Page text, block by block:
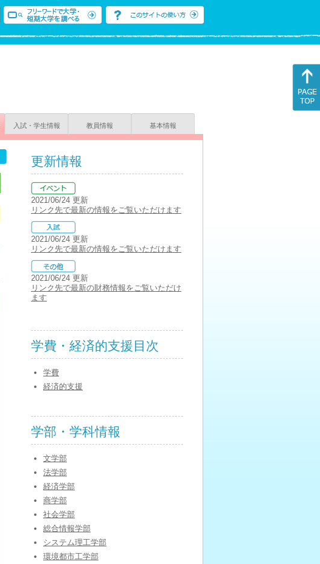
入試・学生情報 教員情報 基本情報
更新情報
2021/06/24 更新
リンク先で最新の情報をご覧いただけます
2021/06/24 更新
リンク先で最新の情報をご覧いただけます
2021/06/24 更新
リンク先で最新の財務情報をご覧いただけ
ます
学費・経済的支援目次
学費
経済的支援
学部・学科情報
文学部
法学部
経済学部
商学部
社会学部
総合情報学部
システム理工学部
環境都市工学部